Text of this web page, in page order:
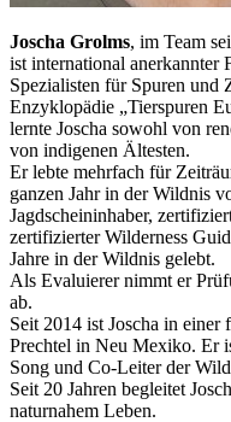
Joscha Grolms, im Team
ist international anerkannter
Spezialisten für Spuren und
Enzyklopädie „Tierspuren
lernte Joscha sowohl von
von indigenen Ältesten.
Er lebte mehrfach für
ganzen Jahr in der Wildnis
Jagdscheininhaber,
zertifizierter Wilderness
Jahre in der Wildnis gelebt.
Als Evaluierer nimmt er
ab.
Seit 2014 ist Joscha in
Prechtel in Neu Mexiko. Er
Song und Co-Leiter der
Seit 20 Jahren begleitet
naturnahem Leben.